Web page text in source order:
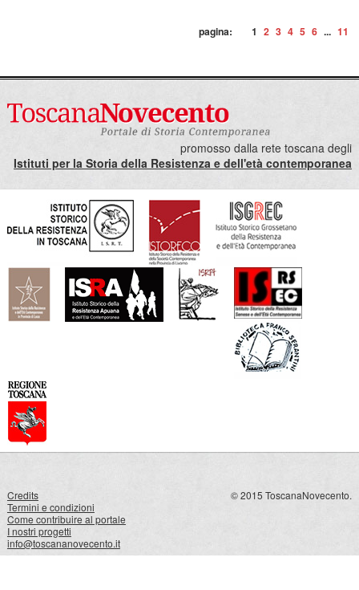
pagina: 1 2 3 4 5 6 ... 11
promosso dalla rete toscana degli
Istituti per la Storia della Resistenza e dell'età contemporanea
Credits
Termini e condizioni
Come contribuire al portale
I nostri progetti
info@toscananovecento.it
© 2015 ToscanaNovecento.